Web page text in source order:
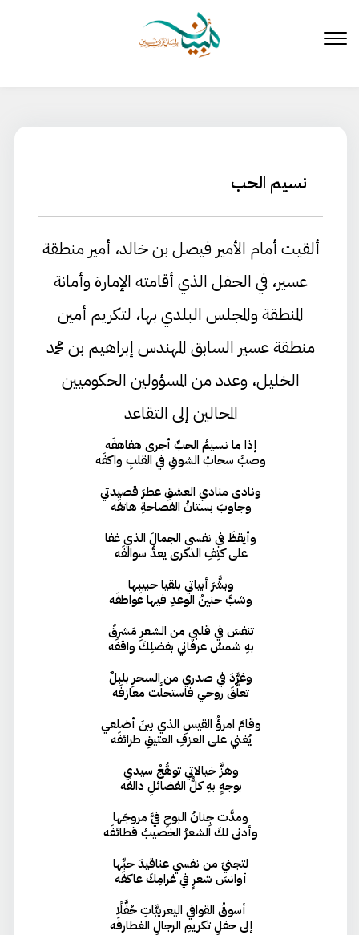
المحتوى
نسيم الحب
ألقيت أمام الأمير فيصل بن خالد، أمير منطقة
عسير، في الحفل الذي أقامته الإمارة وأمانة
المنطقة والمجلس البلدي بها، لتكريم أمين
منطقة عسير السابق المهندس إبراهيم بن محمد
الخليل، وعدد من المسؤولين الحكوميين
المحالين إلى التقاعد
إذا ما نسيمُ الحبِّ أجرى هفاهفَه
وصبَّ سحابُ الشوقِ في القلبِ واكفَه
ونادى منادي العشقِ عطرَ قصيدتي
وجاوبَ بستانُ الفصاحةِ هاتفَه
وأيقظَ في نفسي الجمالَ الذي غفا
على كتِفِ الذكرى يعدُّ سوالفَه
وبشَّرَ أبياتي بلقيا حبيبِها
وشبَّ حنينُ الوعدِ فيها عواطفَه
تنفسَ في قلبي من الشعرِ مَشرقٌ
بهِ شمسُ عرفاني بفضلِكَ واقفَه
وغرَّدَ في صدري من السحرِ بلبلٌ
تعلَّقَ روحي فاستحلَّت معازفَه
وقامَ امرؤُ القيسِ الذي بينَ أضلعي
يُغني على العزفِ العتيقِ طرائفَه
وهزَّ خيالاتي توهُّجُ سيدي
بوجهٍ بهِ كلُّ الفضائلِ دالفَه
ومدَّت جِنانُ البوحِ فيَّ مروجَها
وأدنى لكَ الشعرُ الخصيبُ قطائفَه
لتجنيَ من نفسي عناقيدَ حبِّها
أوانسَ شعرٍ في غرامِكَ عاكفَه
أسوقُ القوافي اليعربيَّاتِ حُفَّلًا
إلى حفلِ تكريمِ الرجالِ الغطارفَه